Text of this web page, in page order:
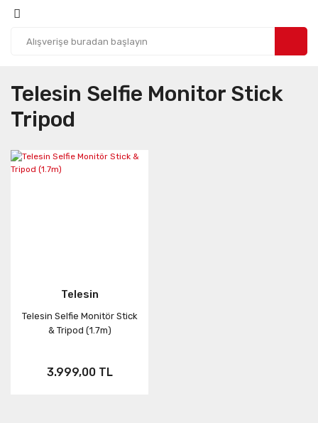
Telesin Selfie Monitor Stick
Tripod
Telesin
Telesin Selfie Monitör Stick
& Tripod (1.7m)
3.999,00 TL